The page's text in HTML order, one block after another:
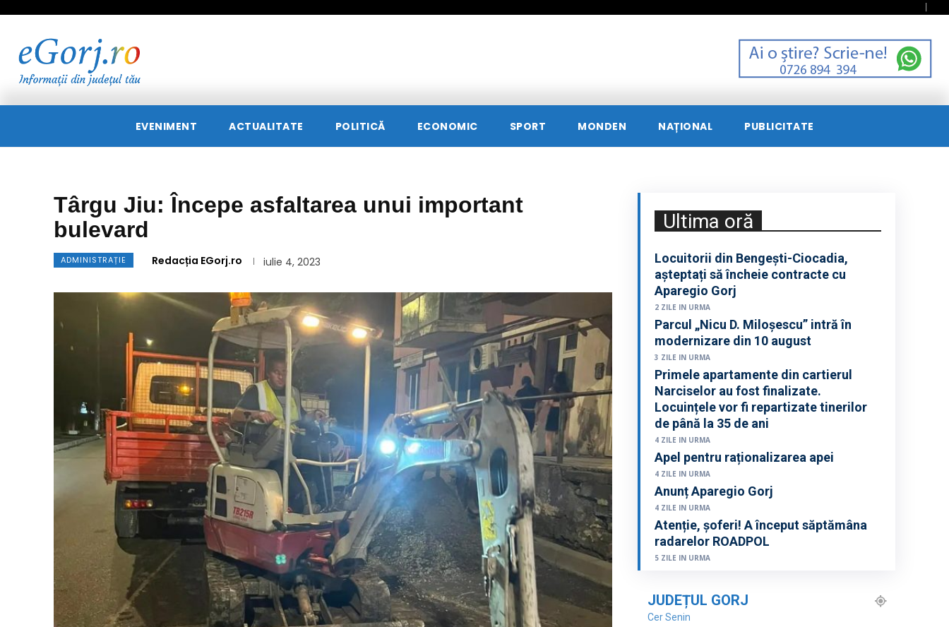
EVENIMENT ACTUALITATE POLITICĂ ECONOMIC SPORT MONDEN NAȚIONAL PUBLICITATE
Târgu Jiu: Începe asfaltarea unui important
bulevard
ADMINISTRAȚIE Redacția EGorj.ro iulie 4, 2023
Ultima oră
Locuitorii din Bengești-Ciocadia,
așteptați să încheie contracte cu
Aparegio Gorj
2 ZILE IN URMA
Parcul „Nicu D. Miloșescu” intră în
modernizare din 10 august
3 ZILE IN URMA
Primele apartamente din cartierul
Narciselor au fost finalizate.
Locuințele vor fi repartizate tinerilor
de până la 35 de ani
4 ZILE IN URMA
Apel pentru raționalizarea apei
4 ZILE IN URMA
Anunț Aparegio Gorj
4 ZILE IN URMA
Atenție, șoferi! A început săptămâna
radarelor ROADPOL
5 ZILE IN URMA
JUDEȚUL GORJ
Cer Senin